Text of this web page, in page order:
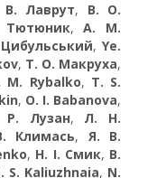
Лаврут, В. О.
,А. М.
,Ye.
, Т. О. Макруха,
М. Rybalko, T. S.
, O. I. Babanova,
Р. Лузан, Л. Н.
Климась, Я. В.
, Н. І. Смик, В.
S. Kaliuzhnaia, N.